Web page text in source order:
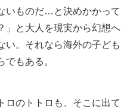
いものだ…と決めかかって
」と大人を現実から幻想へ
い。それなら海外の子ども
もある。
ロのトトロも、そこに出て